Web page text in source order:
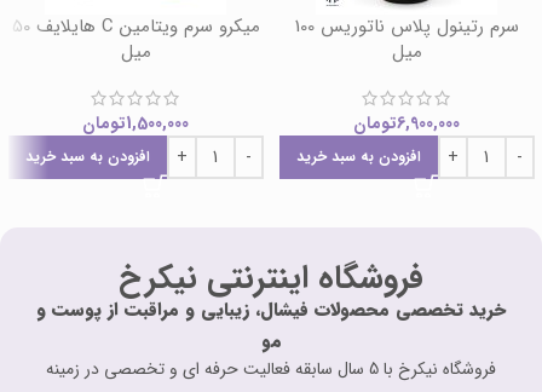
سرم رتینول پلاس ناتوریس 100
میل
6,900,000تومان
افزودن به سبد خرید
میکرو سرم ویتامین C هایلایف 50
میل
1,500,000تومان
افزودن به سبد خرید
فروشگاه اینترنتی نیکرخ
خرید تخصصی محصولات فیشال، زیبایی و مراقبت از پوست و
مو
فروشگاه نیکرخ با 5 سال سابقه فعالیت حرفه ای و تخصصی در زمینه